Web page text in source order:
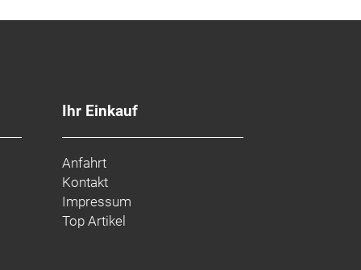
Ihr Einkauf
Anfahrt
Kontakt
Impressum
Top Artikel